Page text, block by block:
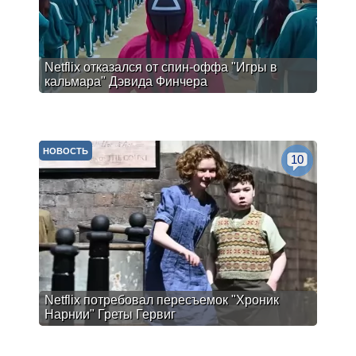
Netflix отказался от спин-оффа "Игры в
кальмара" Дэвида Финчера
Netflix потребовал пересъемок "Хроник
Нарнии" Греты Гервиг
НОВОСТЬ
10